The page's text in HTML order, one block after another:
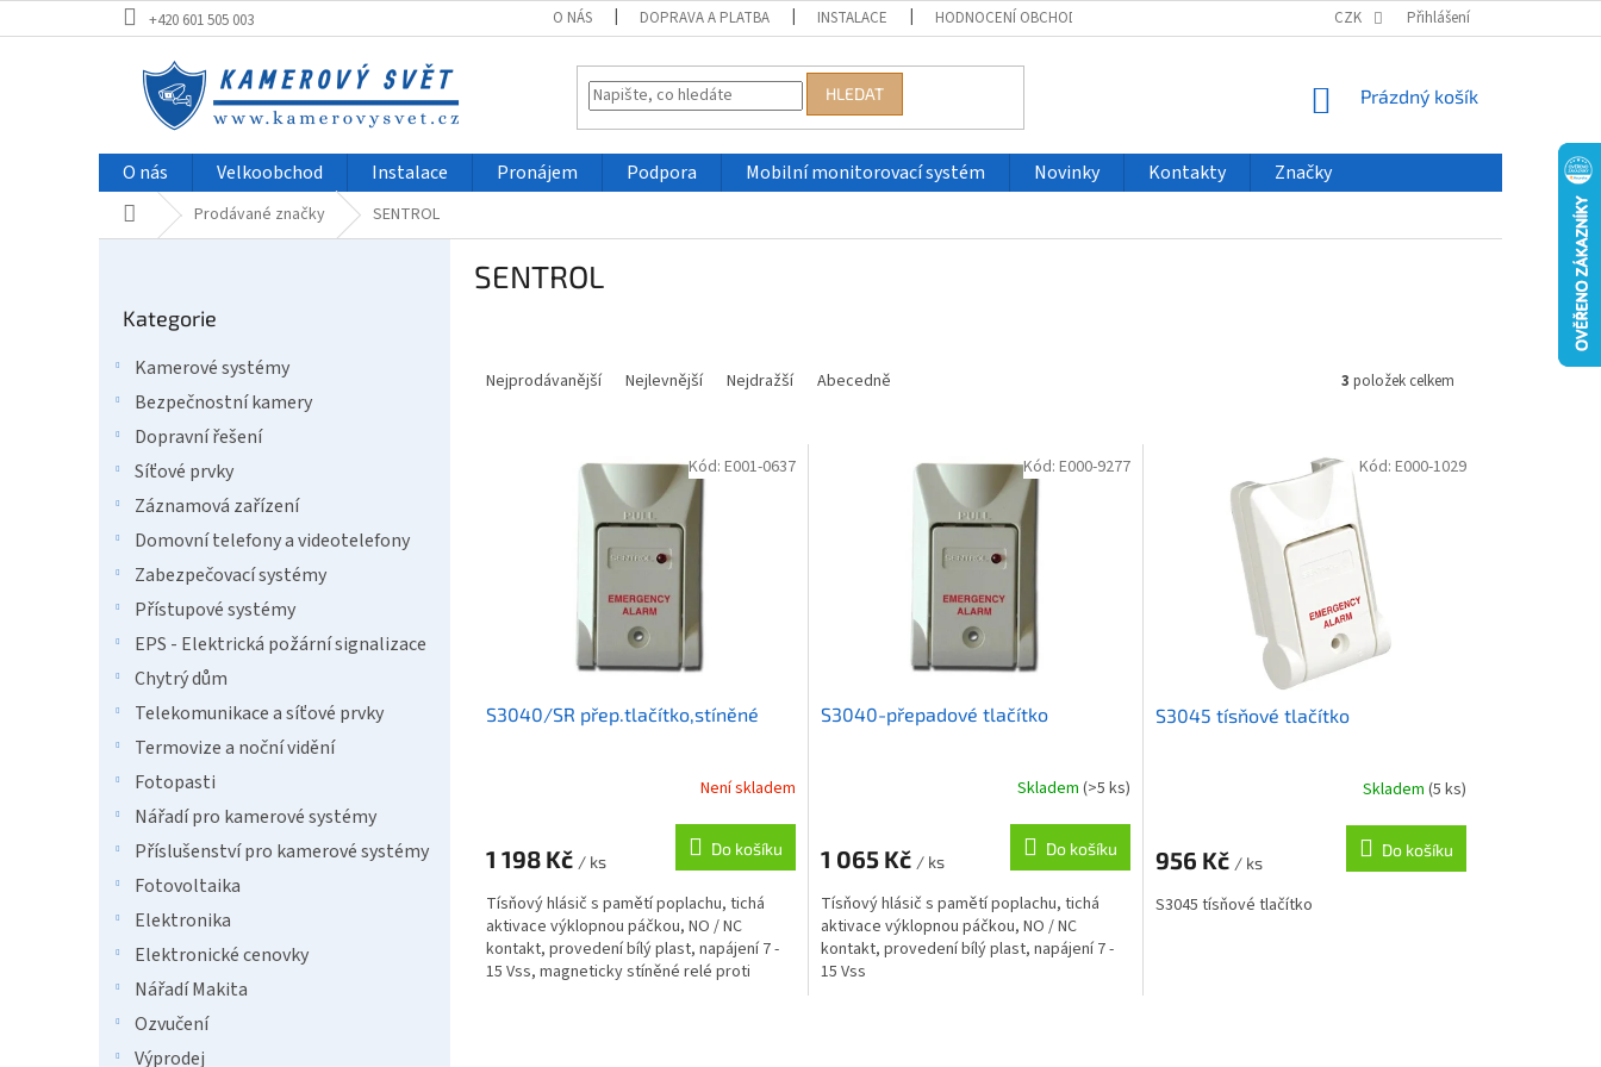
na
+420 601 505 003 O NÁS DOPRAVA A PLATBA INSTALACE HODNOCENÍ OBCHODU VELKOOBCHOD ČASTO KLADENÉ DOTAZY
CZK Přihlášení
HLEDAT
NÁKUPNÍ
Prázdný košík
O nás Velkoobchod Instalace Pronájem Podpora Mobilní monitorovací systém Novinky Kontakty Značky
Domů Prodávané značky SENTROL
kategorie
Kategorie
Kamerové systémy
Bezpečnostní kamery
Dopravní řešení
Síťové prvky
Záznamová zařízení
Domovní telefony a videotelefony
Zabezpečovací systémy
Přístupové systémy
EPS - Elektrická požární signalizace
Chytrý dům
Telekomunikace a síťové prvky
Termovize a noční vidění
Fotopasti
Nářadí pro kamerové systémy
Příslušenství pro kamerové systémy
Fotovoltaika
Elektronika
Elektronické cenovky
Nářadí Makita
Ozvučení
Výprodej
SENTROL
Nejprodávanější Nejlevnější Nejdražší Abecedně 3 položek celkem
S3040/SR přep.tlačítko,stíněné
Není skladem
1 198 Kč / ks
Do košíku
Tísňový hlásič s pamětí poplachu, tichá
aktivace výklopnou páčkou, NO / NC
kontakt, provedení bílý plast, napájení 7 -
15 Vss, magneticky stíněné relé proti
Kód: E001-0637
S3040-přepadové tlačítko
Skladem (>5 ks)
1 065 Kč / ks
Do košíku
Tísňový hlásič s pamětí poplachu, tichá
aktivace výklopnou páčkou, NO / NC
kontakt, provedení bílý plast, napájení 7 -
15 Vss
Kód: E000-9277
S3045 tísňové tlačítko
Skladem (5 ks)
956 Kč / ks
Do košíku
S3045 tísňové tlačítko
Kód: E000-1029